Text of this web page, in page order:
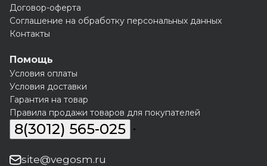
Договор-оферта
Соглашение на обработку персональных данных
Контакты
Помощь
Условия оплаты
Условия доставки
Гарантия на товар
Правила продажи товаров для покупателей
8(3012) 565-025
site@vegosm.ru